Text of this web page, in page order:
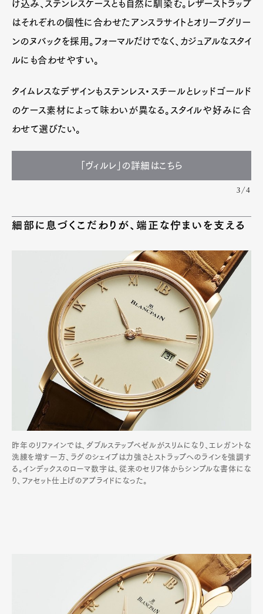
け込み、ステンレスケースとも自然に馴染む。レザーストラップ
はそれぞれの個性に合わせたアンスラサイトとオリーブグリー
ンのヌバックを採用。フォーマルだけでなく、カジュアルなスタイ
ルにも合わせやすい。
タイムレスなデザインもステンレス・スチールとレッドゴールド
のケース素材によって味わいが異なる。スタイルや好みに合
わせて選びたい。
「ヴィルレ」の詳細はこちら
3/4
細部に息づくこだわりが、端正な佇まいを支える
昨年のリファインでは、ダブルステップベゼルがスリムになり、エレガントな
洗練を増す一方、ラグのシェイプは力強さとストラップへのラインを強調す
る。インデックスのローマ数字は、従来のセリフ体からシンプルな書体にな
り、ファセット仕上げのアプライドになった。